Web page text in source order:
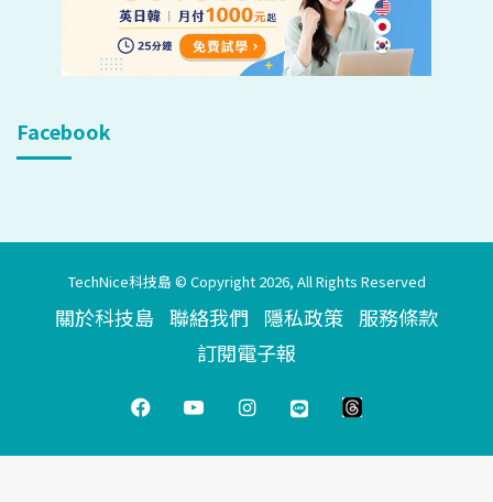
Facebook
TechNice科技島 © Copyright 2026, All Rights Reserved
關於科技島 聯絡我們 隱私政策 服務條款
訂閱電子報